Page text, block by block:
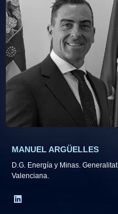
MANUEL ARGÜELLES
D.G. Energía y Minas. Generalitat
Valenciana.